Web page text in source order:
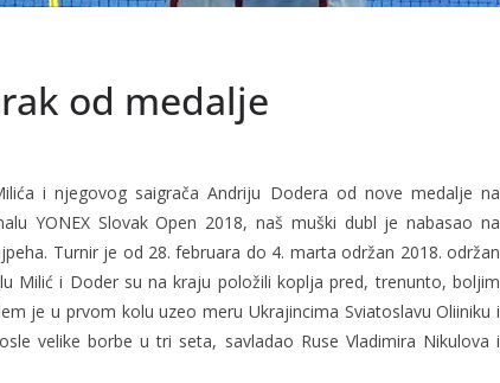
od medalje
i njegovog saigrača Andriju Dodera od nove medalje na
YONEX Slovak Open 2018, naš muški dubl je nabasao na
Turnir je od 28. februara do 4. marta održan 2018. održan
Milić i Doder su na kraju položili koplja pred, trenunto, boljim
je u prvom kolu uzeo meru Ukrajincima Sviatoslavu Oliiniku i
velike borbe u tri seta, savladao Ruse Vladimira Nikulova i